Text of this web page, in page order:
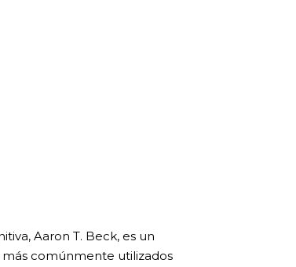
Aaron T. Beck, es un
comúnmente utilizados